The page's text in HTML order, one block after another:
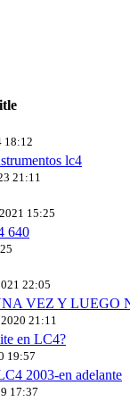
18:12
lc4
21:11
15:25
640
22:05
VEZ Y LUEGO
21:11
en LC4?
19:57
2003-en adelante
17:37